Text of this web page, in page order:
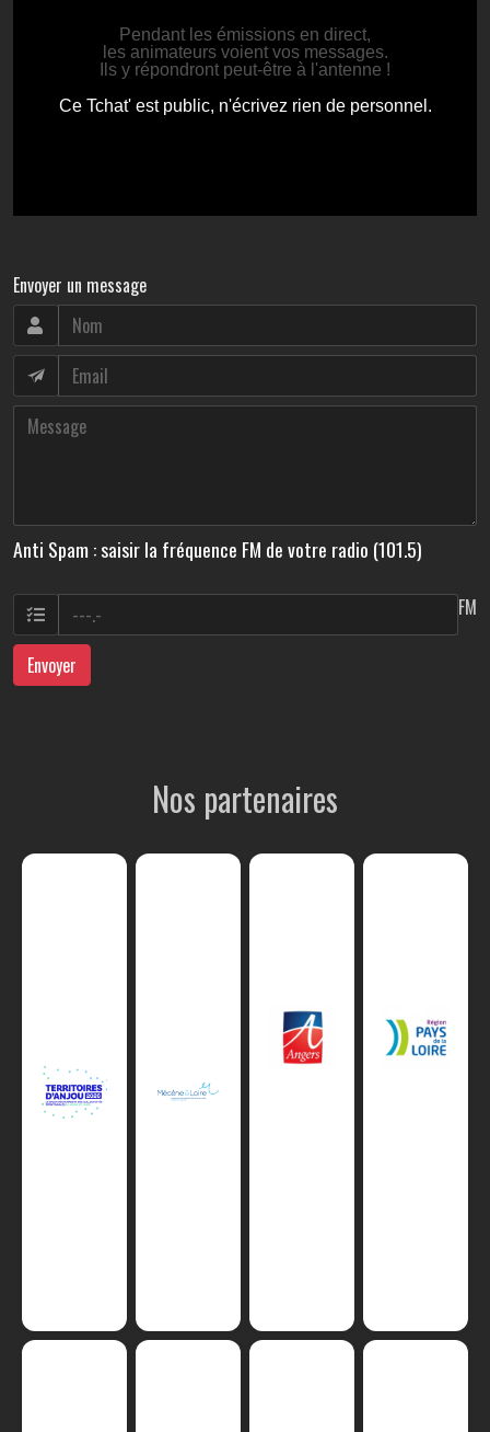
Envoyer un message
Anti Spam : saisir la fréquence FM de votre radio (101.5)
FM
Envoyer
Nos partenaires